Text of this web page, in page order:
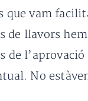
que vam
de llavors
de
No